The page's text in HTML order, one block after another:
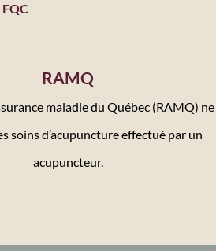
RAMQ
maladie du Québec (RAMQ) ne
soins d’acupuncture effectué par un
acupuncteur.